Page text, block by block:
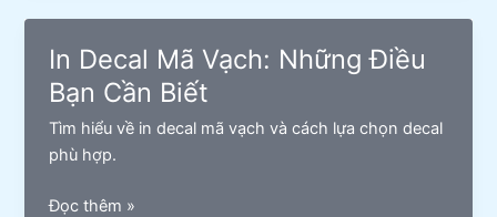
bị
–
Nguyên
nhân
và
khắc
In Decal Mã Vạch: Những Điều
Bạn Cần Biết
Tìm hiểu về in decal mã vạch và cách lựa chọn decal
phù hợp.
In
Đọc thêm »